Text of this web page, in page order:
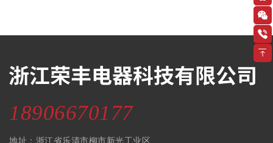
18906670177
地址：浙江省乐清市柳市新光工业区